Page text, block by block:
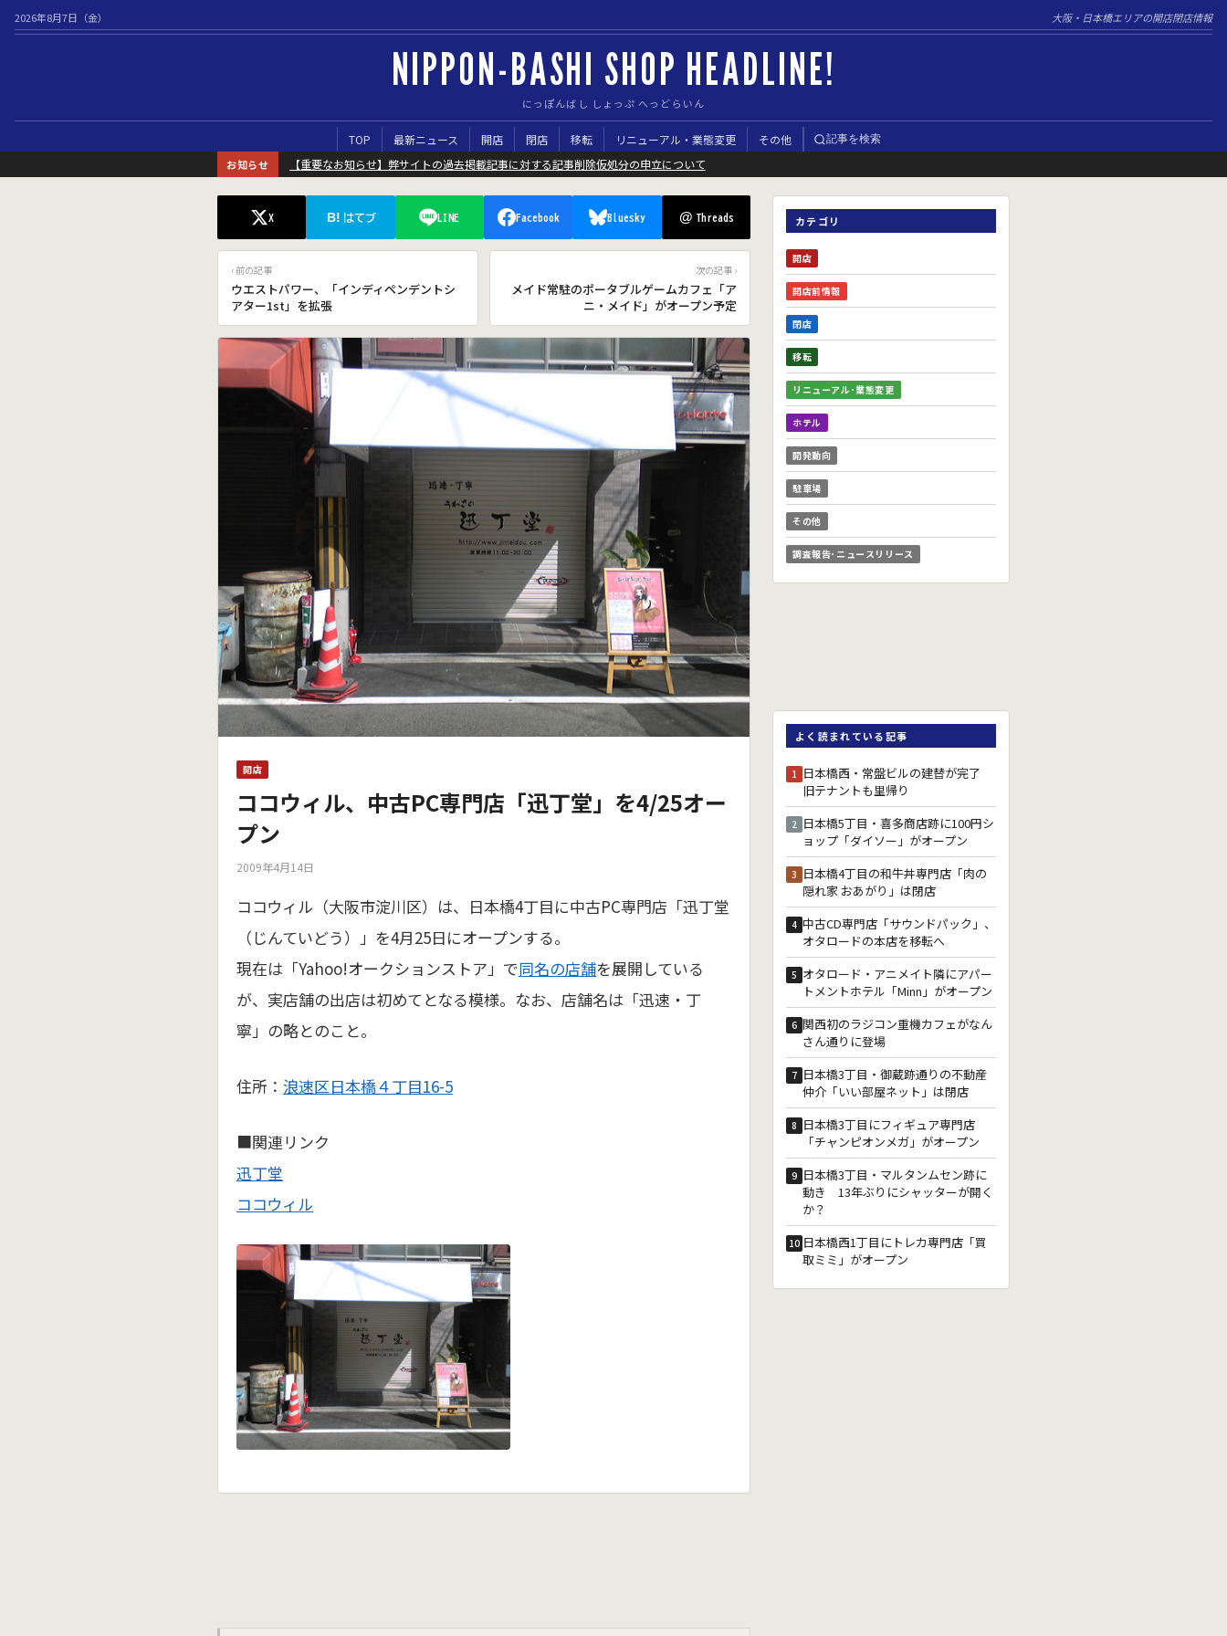
2026年8月7日（金） 大阪・日本橋エリアの開店閉店情報
NIPPON-BASHI SHOP HEADLINE!
にっぽんばし しょっぷ へっどらいん
TOP 最新ニュース 開店 閉店 移転 リニューアル・業態変更 その他 記事を検索
お知らせ 【重要なお知らせ】弊サイトの過去掲載記事に対する記事削除仮処分の申立について
X B! はてブ LINE Facebook Bluesky @ Threads
‹ 前の記事
ウエストパワー、「インディペンデントシ
アター1st」を拡張
次の記事 ›
メイド常駐のポータブルゲームカフェ「ア
ニ・メイド」がオープン予定
開店
ココウィル、中古PC専門店「迅丁堂」を4/25オー
プン
2009年4月14日
ココウィル（大阪市淀川区）は、日本橋4丁目に中古PC専門店「迅丁堂
（じんていどう）」を4月25日にオープンする。
現在は「Yahoo!オークションストア」で同名の店舗を展開している
が、実店舗の出店は初めてとなる模様。なお、店舗名は「迅速・丁
寧」の略とのこと。
住所： 浪速区日本橋４丁目16-5
■関連リンク
迅丁堂
ココウィル
カテゴリ
開店
開店前情報
閉店
移転
リニューアル･業態変更
ホテル
開発動向
駐車場
その他
調査報告･ニュースリリース
よく読まれている記事
1 日本橋西・常盤ビルの建替が完了
旧テナントも里帰り
2 日本橋5丁目・喜多商店跡に100円シ
ョップ「ダイソー」がオープン
3 日本橋4丁目の和牛丼専門店「肉の
隠れ家 おあがり」は閉店
4 中古CD専門店「サウンドパック」、
オタロードの本店を移転へ
5 オタロード・アニメイト隣にアパー
トメントホテル「Minn」がオープン
6 関西初のラジコン重機カフェがなん
さん通りに登場
7 日本橋3丁目・御蔵跡通りの不動産
仲介「いい部屋ネット」は閉店
8 日本橋3丁目にフィギュア専門店
「チャンピオンメガ」がオープン
9 日本橋3丁目・マルタンムセン跡に
動き 13年ぶりにシャッターが開く
か？
10 日本橋西1丁目にトレカ専門店「買
取ミミ」がオープン